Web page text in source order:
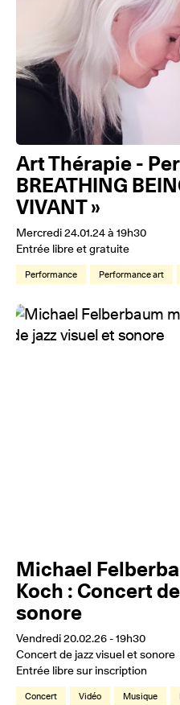
Art Thérapie -
BREATHING
VIVANT »
Mercredi 24.01.24 à 19h30
Entrée libre et gratuite
Performance Performance art
Michael
Koch : Concert
sonore
Vendredi 20.02.26 - 19h30
Concert de jazz visuel et sonore
Entrée libre sur inscription
Concert Vidéo Musique